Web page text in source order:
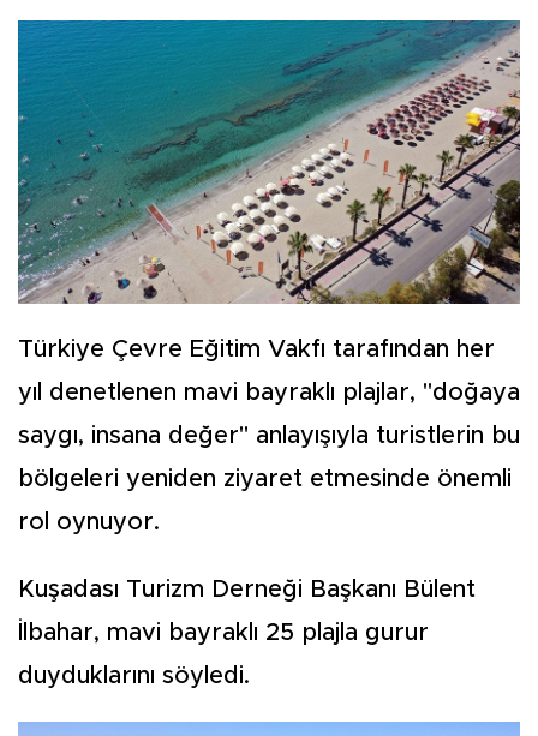
Türkiye Çevre Eğitim Vakfı tarafından her
yıl denetlenen mavi bayraklı plajlar, "doğaya
saygı, insana değer" anlayışıyla turistlerin bu
bölgeleri yeniden ziyaret etmesinde önemli
rol oynuyor.
Kuşadası Turizm Derneği Başkanı Bülent
İlbahar, mavi bayraklı 25 plajla gurur
duyduklarını söyledi.